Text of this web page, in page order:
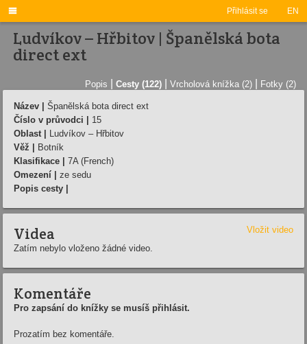
Přihlásit se EN

Ludvíkov – Hřbitov | Španělská bota
direct ext
Popis Cesty (122) Vrcholová knížka (2) Fotky (2)
Název |
Španělská bota direct ext
Číslo v průvodci |
15
Oblast |
Ludvíkov – Hřbitov
Věž |
Botník
Klasifikace |
7A (French)
Omezení |
ze sedu
Popis cesty |
Videa
Vložit video
Zatím nebylo vloženo žádné video.
Komentáře
Pro zapsání do knížky se musíš přihlásit.
Prozatím bez komentáře.